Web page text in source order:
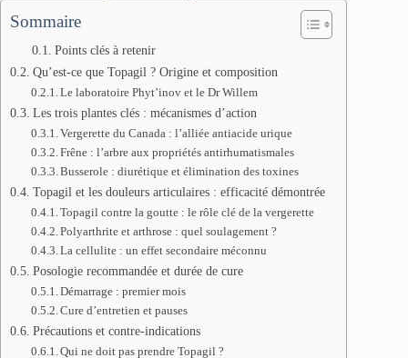
Sommaire
Points clés à retenir
Qu’est-ce que Topagil ? Origine et composition
Le laboratoire Phyt’inov et le Dr Willem
Les trois plantes clés : mécanismes d’action
Vergerette du Canada : l’alliée antiacide urique
Frêne : l’arbre aux propriétés antirhumatismales
Busserole : diurétique et élimination des toxines
Topagil et les douleurs articulaires : efficacité démontrée
Topagil contre la goutte : le rôle clé de la vergerette
Polyarthrite et arthrose : quel soulagement ?
La cellulite : un effet secondaire méconnu
Posologie recommandée et durée de cure
Démarrage : premier mois
Cure d’entretien et pauses
Précautions et contre-indications
Qui ne doit pas prendre Topagil ?